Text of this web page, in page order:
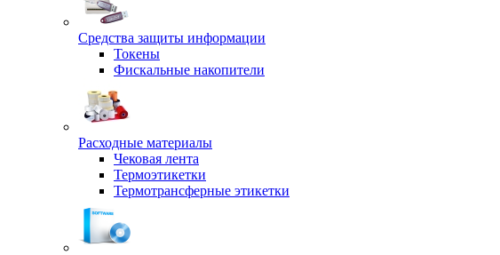
Средства защиты информации
Токены
Фискальные накопители
Расходные материалы
Чековая лента
Термоэтикетки
Термотрансферные этикетки